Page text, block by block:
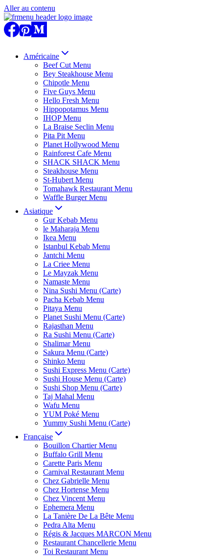
Aller au contenu
Américaine
Beef Cut Menu
Bey Steakhouse Menu
Chipotle Menu
Five Guys Menu
Hello Fresh Menu
Hippopotamus Menu
IHOP Menu
La Braise Seclin Menu
Pita Pit Menu
Planet Hollywood Menu
Rainforest Cafe Menu
SHACK SHACK Menu
Steakhouse Menu
St-Hubert Menu
Tomahawk Restaurant Menu
Waffle Burger Menu
Asiatique
Gur Kebab Menu
le Maharaja Menu
Ikea Menu
Istanbul Kebab Menu
Jantchi Menu
La Criee Menu
Le Mayzak Menu
Namaste Menu
Nina Sushi Menu (Carte)
Pacha Kebab Menu
Pitaya Menu
Planet Sushi Menu (Carte)
Rajasthan Menu
Ra Sushi Menu (Carte)
Shalimar Menu
Sakura Menu (Carte)
Shinko Menu
Sushi Express Menu (Carte)
Sushi House Menu (Carte)
Sushi Shop Menu (Carte)
Taj Mahal Menu
Wafu Menu
YUM Poké Menu
Yummy Sushi Menu (Carte)
Française
Bouillon Chartier Menu
Buffalo Grill Menu
Carette Paris Menu
Carnival Restaurant Menu
Chez Gabrielle Menu
Chez Hortense Menu
Chez Vincent Menu
Ephemera Menu
La Tanière De La Bête Menu
Pedra Alta Menu
Régis & Jacques MARCON Menu
Restaurant Chancellerie Menu
Toi Restaurant Menu